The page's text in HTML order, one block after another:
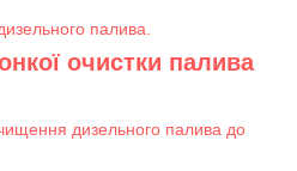
палива.
очистки палива
дизельного палива до